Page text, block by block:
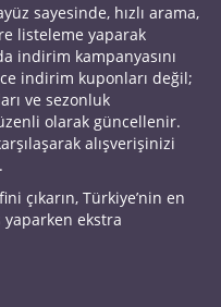
sayesinde, hızlı arama,
listeleme yaparak
indirim kampanyasını
indirim kuponları değil;
ve sezonluk
olarak güncellenir.
alışverişinizi
çıkarın, Türkiye’nin en
yaparken ekstra